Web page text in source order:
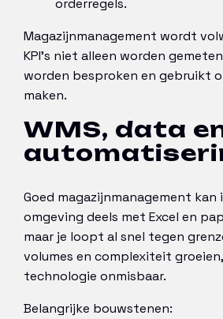
orderregels.
Magazijnmanagement wordt
KPI’s niet alleen worden
worden besproken en gebruikt
maken.
WMS, data
Goed magazijnmanagement kan
omgeving deels met Excel en
maar je loopt al snel tegen
volumes en complexiteit
technologie onmisbaar.
Belangrijke bouwstenen: